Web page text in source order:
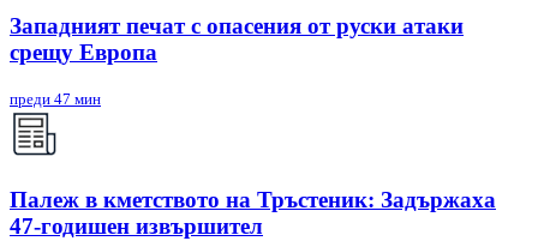
Западният печат с опасения от руски атаки
срещу Европа
преди 47 мин
Палеж в кметството на Тръстеник: Задържаха
47-годишен извършител